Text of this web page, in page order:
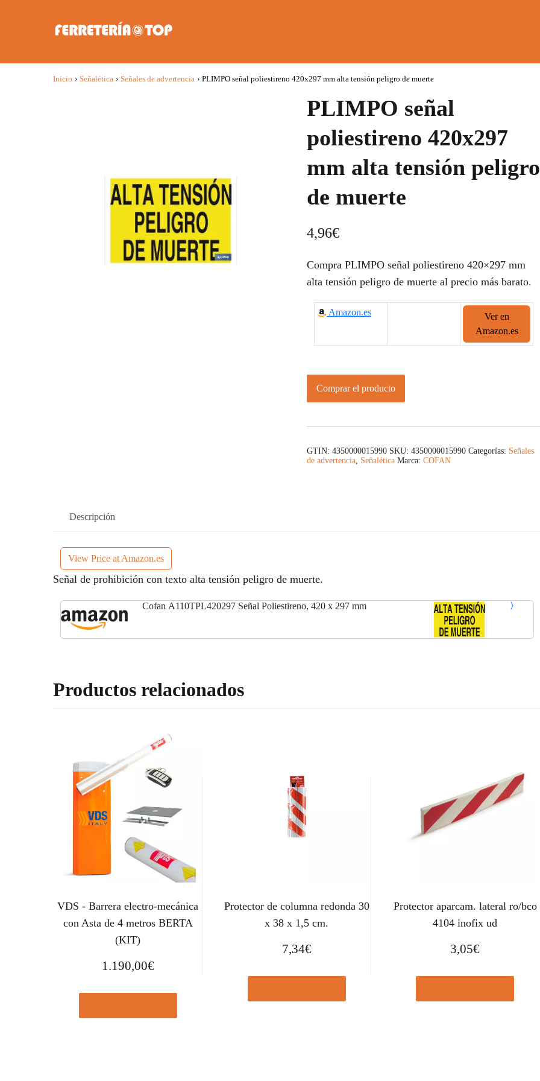
Inicio › Señalética › Señales de advertencia › PLIMPO señal poliestireno 420x297 mm alta tensión peligro de muerte
PLIMPO señal
poliestireno 420x297
mm alta tensión peligro
de muerte
4,96€
Compra PLIMPO señal poliestireno 420×297 mm
alta tensión peligro de muerte al precio más barato.
Amazon.es
Ver en
Amazon.es
Comprar el producto
GTIN: 4350000015990 SKU: 4350000015990 Categorías: Señales
de advertencia, Señalética Marca: COFAN
Descripción
View Price at Amazon.es
Señal de prohibición con texto alta tensión peligro de muerte.
Cofan A110TPL420297 Señal Poliestireno, 420 x 297 mm
Productos relacionados
VDS - Barrera electro-mecánica
con Asta de 4 metros BERTA
(KIT)
1.190,00€
Protector de columna redonda 30
x 38 x 1,5 cm.
7,34€
Protector aparcam. lateral ro/bco
4104 inofix ud
3,05€